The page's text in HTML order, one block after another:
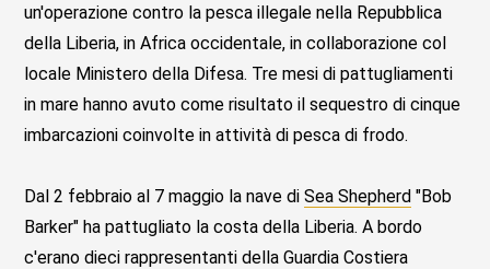
un'operazione contro la pesca illegale nella Repubblica
della Liberia, in Africa occidentale, in collaborazione col
locale Ministero della Difesa. Tre mesi di pattugliamenti
in mare hanno avuto come risultato il sequestro di cinque
imbarcazioni coinvolte in attività di pesca di frodo.
Dal 2 febbraio al 7 maggio la nave diSea Shepherd "Bob
Barker" ha pattugliato la costa della Liberia. A bordo
c'erano dieci rappresentanti della Guardia Costiera